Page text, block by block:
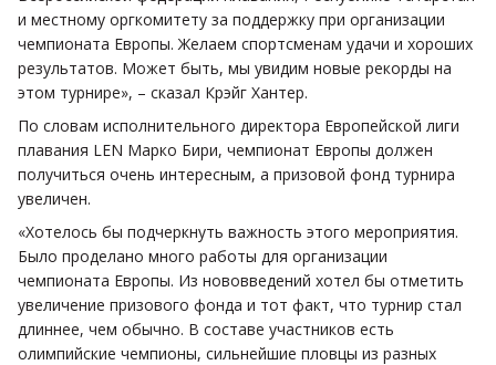
и местному оргкомитету за поддержку при организации
чемпионата Европы. Желаем спортсменам удачи и хороших
результатов. Может быть, мы увидим новые рекорды на
этом турнире», – сказал Крэйг Хантер.
По словам исполнительного директора Европейской лиги
плавания LEN Марко Бири, чемпионат Европы должен
получиться очень интересным, а призовой фонд турнира
увеличен.
«Хотелось бы подчеркнуть важность этого мероприятия.
Было проделано много работы для организации
чемпионата Европы. Из нововведений хотел бы отметить
увеличение призового фонда и тот факт, что турнир стал
длиннее, чем обычно. В составе участников есть
олимпийские чемпионы, сильнейшие пловцы из разных